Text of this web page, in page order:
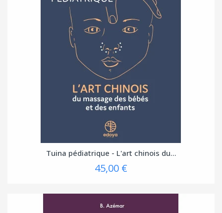
Tuina pédiatrique - L'art chinois du...
45,00 €